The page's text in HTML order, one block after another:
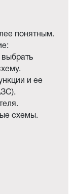
понятным.
и ее
схемы.